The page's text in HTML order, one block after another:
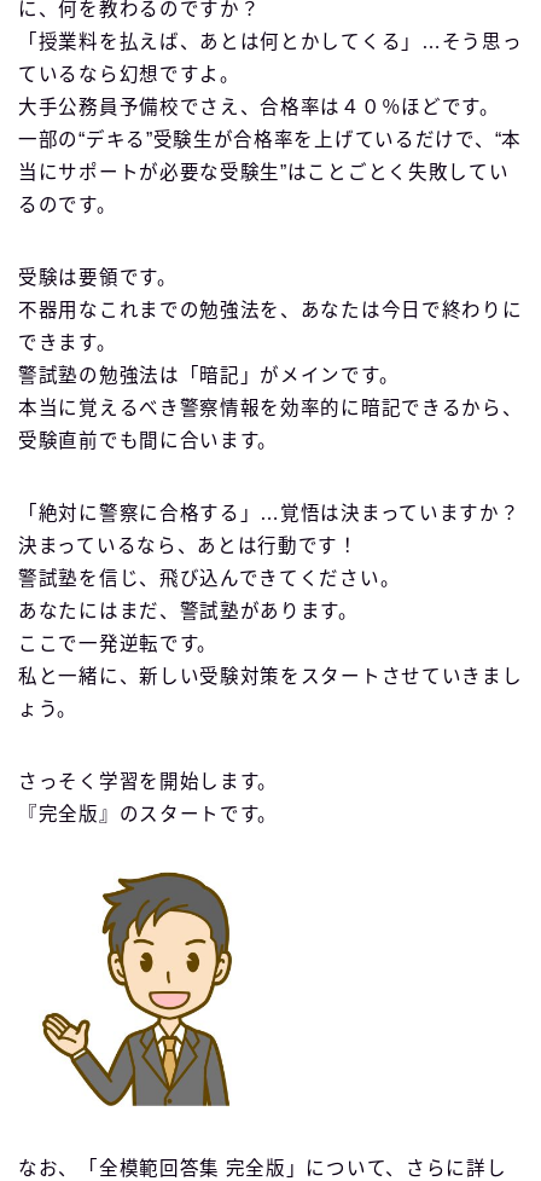
に、何を教わるのですか？
「授業料を払えば、あとは何とかしてくる」…そう思っ
ているなら幻想ですよ。
大手公務員予備校でさえ、合格率は４０％ほどです。
一部の“デキる”受験生が合格率を上げているだけで、“本
当にサポートが必要な受験生”はことごとく失敗してい
るのです。
受験は要領です。
不器用なこれまでの勉強法を、あなたは今日で終わりに
できます。
警試塾の勉強法は「暗記」がメインです。
本当に覚えるべき警察情報を効率的に暗記できるから、
受験直前でも間に合います。
「絶対に警察に合格する」…覚悟は決まっていますか？
決まっているなら、あとは行動です！
警試塾を信じ、飛び込んできてください。
あなたにはまだ、警試塾があります。
ここで一発逆転です。
私と一緒に、新しい受験対策をスタートさせていきまし
ょう。
さっそく学習を開始します。
『完全版』のスタートです。
なお、「全模範回答集 完全版」について、さらに詳し